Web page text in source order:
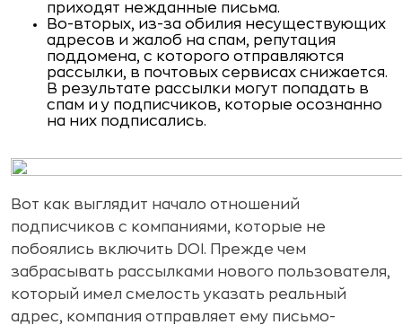
приходят нежданные письма.
Во-вторых, из-за обилия несуществующих
адресов и жалоб на спам, репутация
поддомена, с которого отправляются
рассылки, в почтовых сервисах снижается.
В результате рассылки могут попадать в
спам и у подписчиков, которые осознанно
на них подписались.
Вот как выглядит начало отношений
подписчиков с компаниями, которые не
побоялись включить DOI. Прежде чем
забрасывать рассылками нового пользователя,
который имел смелость указать реальный
адрес, компания отправляет ему письмо-